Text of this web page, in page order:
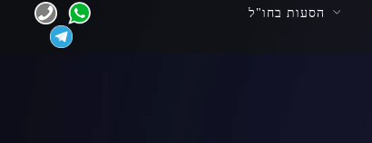
הסעות בחו"ל